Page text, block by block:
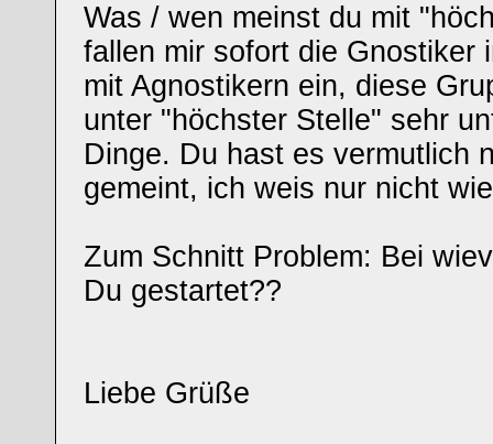
Was / wen meinst du mit
fallen mir sofort die Gnostiker
mit Agnostikern ein, diese
unter "höchster Stelle" sehr
Dinge. Du hast es vermutlich
gemeint, ich weis nur nicht
Zum Schnitt Problem: Bei
Du gestartet??
Liebe Grüße